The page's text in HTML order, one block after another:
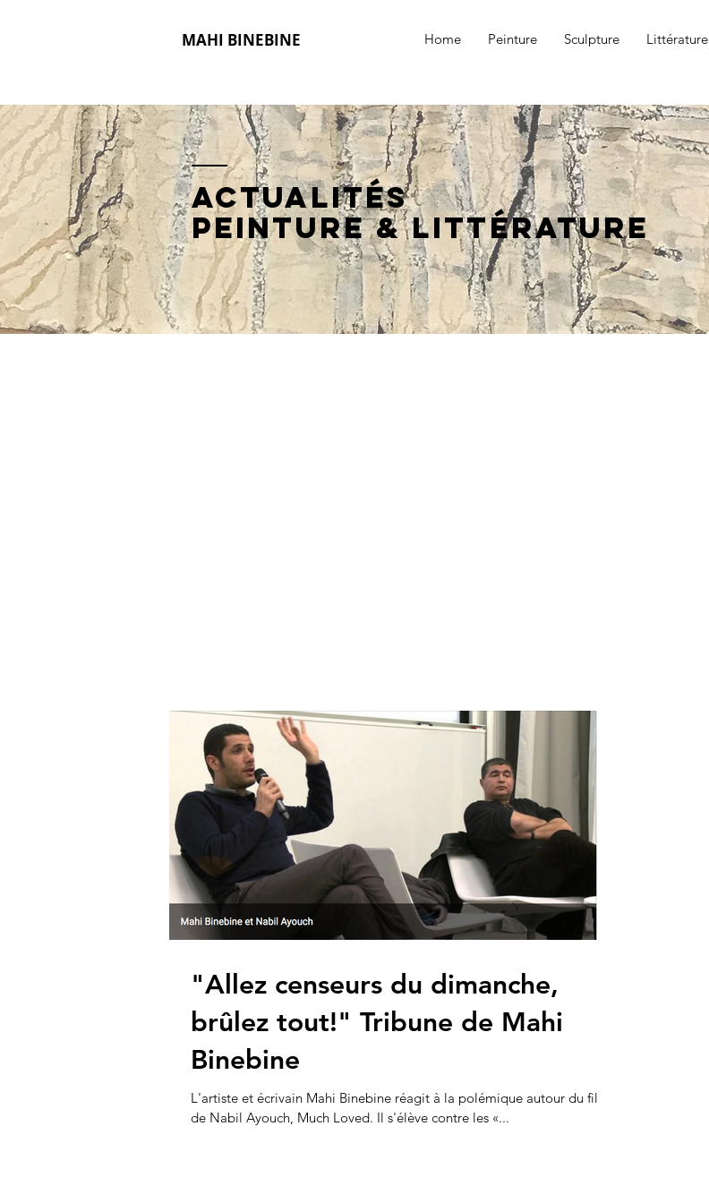
MAHI BINEBINE Home Peinture Sculpture Littérature
Actualités
peinture& littérature
"Allez censeurs du dimanche,
brûlez tout!" Tribune de Mahi
Binebine
L'artiste et écrivain Mahi Binebine réagit à la polémique autour du film
de Nabil Ayouch, Much Loved. Il s'élève contre les «...